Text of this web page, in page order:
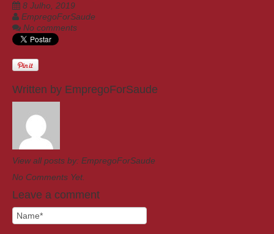
8 Julho, 2019
EmpregoForSaude
No comments
Written by EmpregoForSaude
View all posts by: EmpregoForSaude
No Comments Yet.
Leave a comment